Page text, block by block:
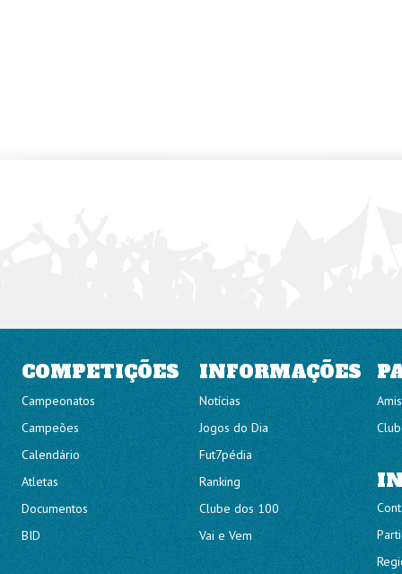
COMPETIÇÕES INFORMAÇÕES
Campeonatos
Campeões
Calendário
Atletas
Documentos
BID
Notícias
Jogos do Dia
Fut7pédia
Ranking
Clube dos 100
Vai e Vem